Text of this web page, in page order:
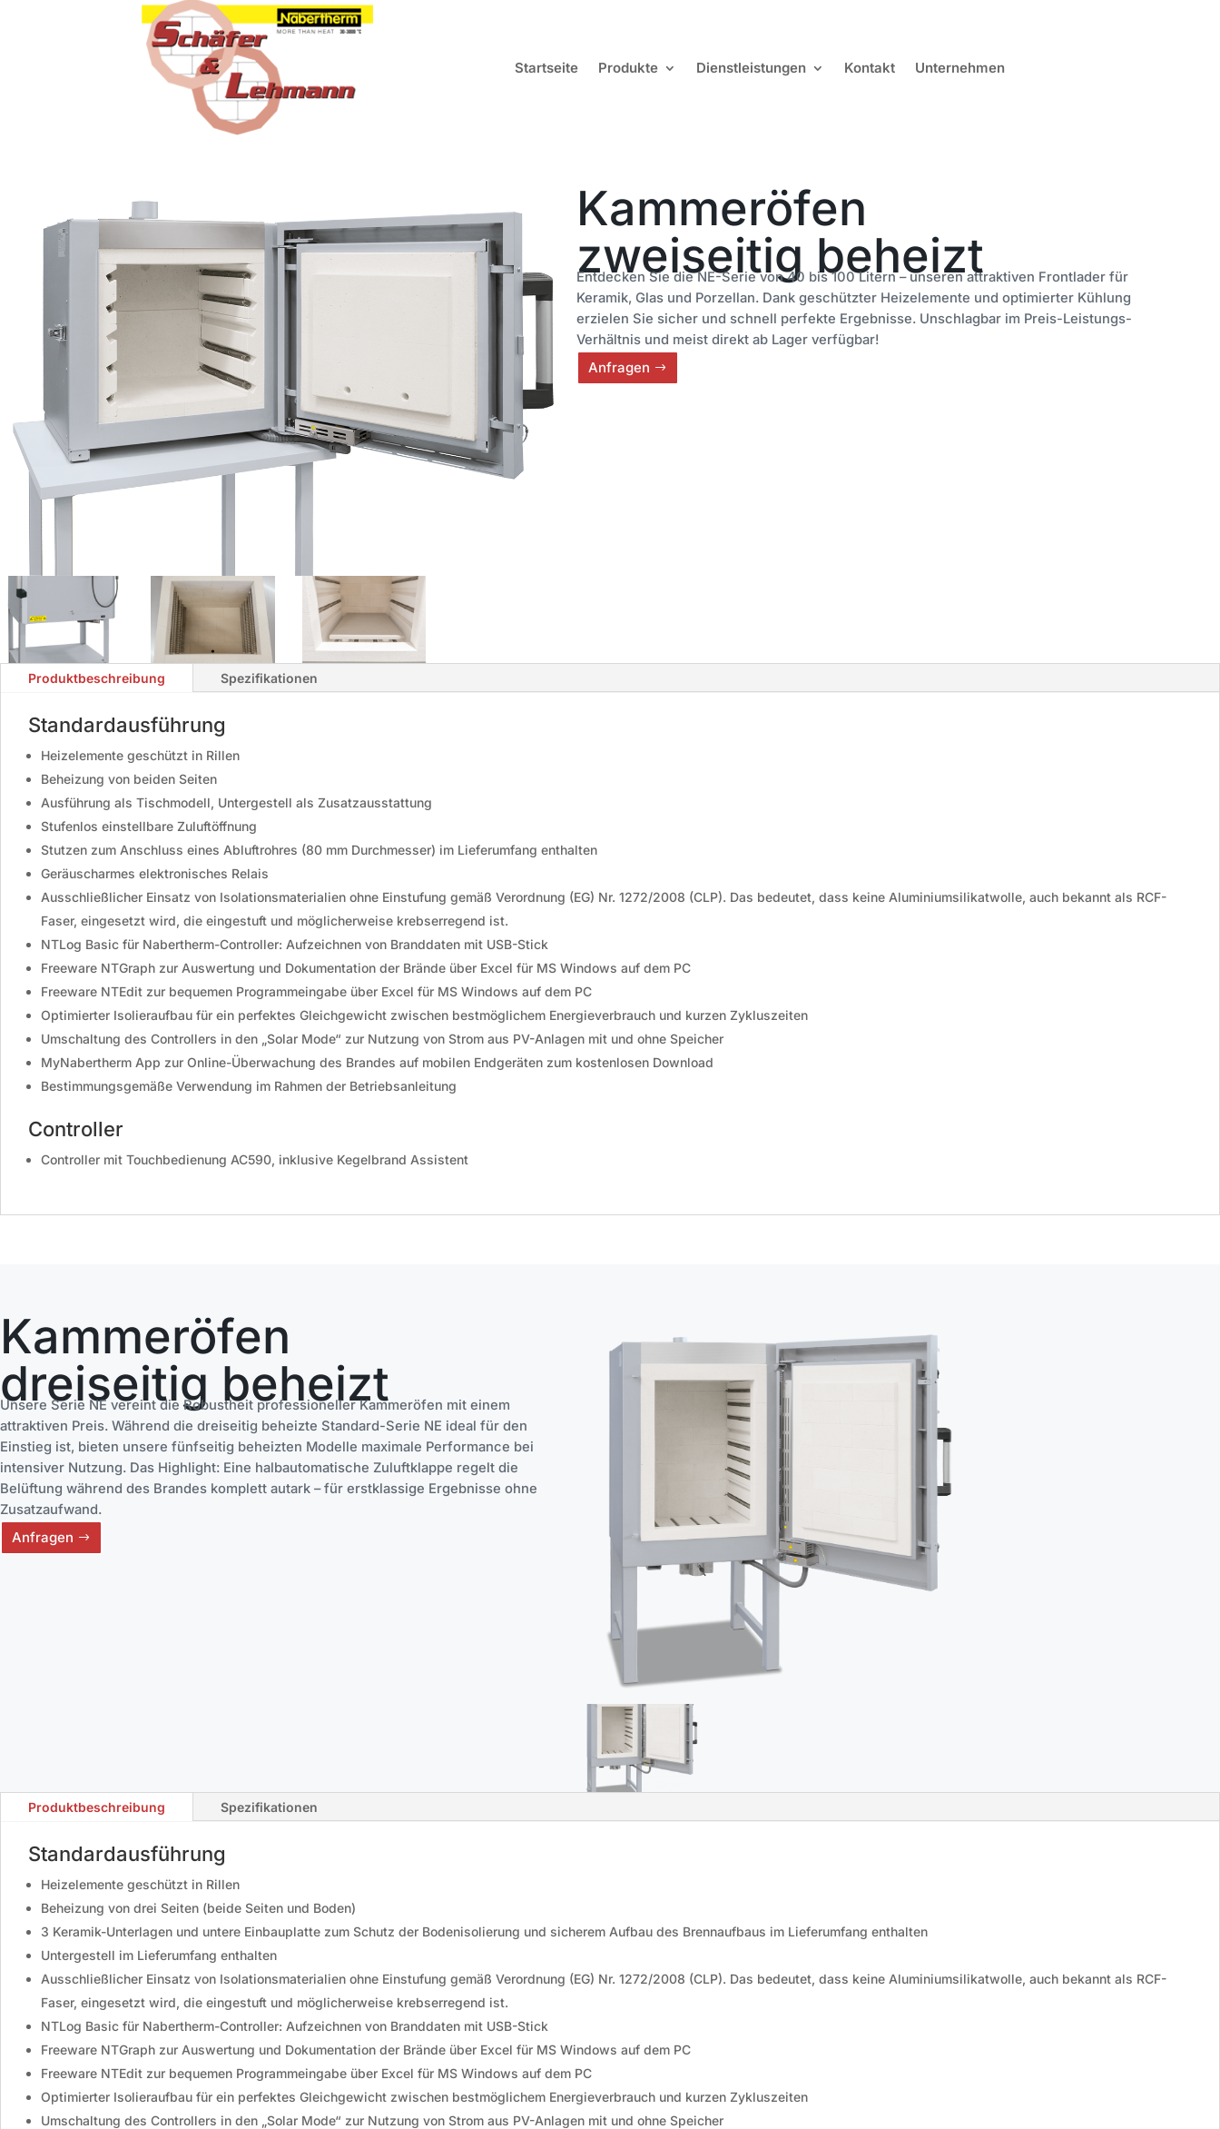
Startseite Produkte Dienstleistungen Kontakt Unternehmen
Kammeröfen
zweiseitig beheizt
Entdecken Sie die NE-Serie von 40 bis 100 Litern – unseren attraktiven Frontlader für
Keramik, Glas und Porzellan. Dank geschützter Heizelemente und optimierter Kühlung
erzielen Sie sicher und schnell perfekte Ergebnisse. Unschlagbar im Preis-Leistungs-
Verhältnis und meist direkt ab Lager verfügbar!
Anfragen
Produktbeschreibung Spezifikationen
Standardausführung
Heizelemente geschützt in Rillen
Beheizung von beiden Seiten
Ausführung als Tischmodell, Untergestell als Zusatzausstattung
Stufenlos einstellbare Zuluftöffnung
Stutzen zum Anschluss eines Abluftrohres (80 mm Durchmesser) im Lieferumfang enthalten
Geräuscharmes elektronisches Relais
Ausschließlicher Einsatz von Isolationsmaterialien ohne Einstufung gemäß Verordnung (EG) Nr. 1272/2008 (CLP). Das bedeutet, dass keine Aluminiumsilikatwolle, auch bekannt als RCF-
Faser, eingesetzt wird, die eingestuft und möglicherweise krebserregend ist.
NTLog Basic für Nabertherm-Controller: Aufzeichnen von Branddaten mit USB-Stick
Freeware NTGraph zur Auswertung und Dokumentation der Brände über Excel für MS Windows auf dem PC
Freeware NTEdit zur bequemen Programmeingabe über Excel für MS Windows auf dem PC
Optimierter Isolieraufbau für ein perfektes Gleichgewicht zwischen bestmöglichem Energieverbrauch und kurzen Zykluszeiten
Umschaltung des Controllers in den „Solar Mode“ zur Nutzung von Strom aus PV-Anlagen mit und ohne Speicher
MyNabertherm App zur Online-Überwachung des Brandes auf mobilen Endgeräten zum kostenlosen Download
Bestimmungsgemäße Verwendung im Rahmen der Betriebsanleitung
Controller
Controller mit Touchbedienung AC590, inklusive Kegelbrand Assistent
Kammeröfen
dreiseitig beheizt
Unsere Serie NE vereint die Robustheit professioneller Kammeröfen mit einem
attraktiven Preis. Während die dreiseitig beheizte Standard-Serie NE ideal für den
Einstieg ist, bieten unsere fünfseitig beheizten Modelle maximale Performance bei
intensiver Nutzung. Das Highlight: Eine halbautomatische Zuluftklappe regelt die
Belüftung während des Brandes komplett autark – für erstklassige Ergebnisse ohne
Zusatzaufwand.
Anfragen
Produktbeschreibung Spezifikationen
Standardausführung
Heizelemente geschützt in Rillen
Beheizung von drei Seiten (beide Seiten und Boden)
3 Keramik-Unterlagen und untere Einbauplatte zum Schutz der Bodenisolierung und sicherem Aufbau des Brennaufbaus im Lieferumfang enthalten
Untergestell im Lieferumfang enthalten
Ausschließlicher Einsatz von Isolationsmaterialien ohne Einstufung gemäß Verordnung (EG) Nr. 1272/2008 (CLP). Das bedeutet, dass keine Aluminiumsilikatwolle, auch bekannt als RCF-
Faser, eingesetzt wird, die eingestuft und möglicherweise krebserregend ist.
NTLog Basic für Nabertherm-Controller: Aufzeichnen von Branddaten mit USB-Stick
Freeware NTGraph zur Auswertung und Dokumentation der Brände über Excel für MS Windows auf dem PC
Freeware NTEdit zur bequemen Programmeingabe über Excel für MS Windows auf dem PC
Optimierter Isolieraufbau für ein perfektes Gleichgewicht zwischen bestmöglichem Energieverbrauch und kurzen Zykluszeiten
Umschaltung des Controllers in den „Solar Mode“ zur Nutzung von Strom aus PV-Anlagen mit und ohne Speicher